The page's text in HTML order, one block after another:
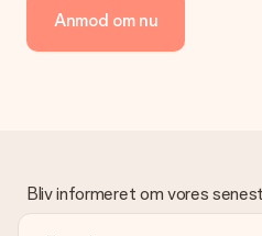
kreditkort, faktura via Klarna
manuel betaling overførsel, skal
venligst vores kundeservice, de
passende løsning.
Anmod om nu
Bliv informeret om vores